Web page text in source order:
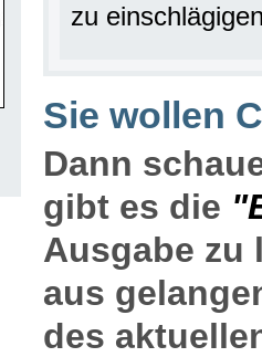
zu
Sie wollen
Dann
gibt es die
Ausgabe zu
aus
des